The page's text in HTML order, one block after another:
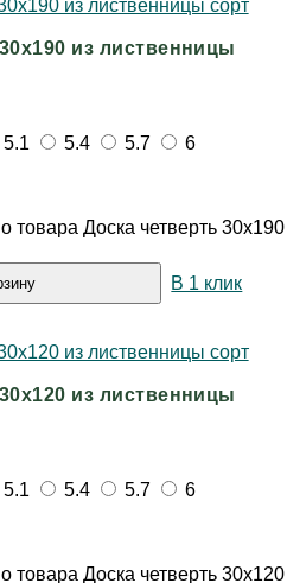
из лиственницы
5.1 5.4 5.7
6
товара Доска четверть
В 1 клик
из лиственницы
5.1 5.4 5.7
6
товара Доска четверть